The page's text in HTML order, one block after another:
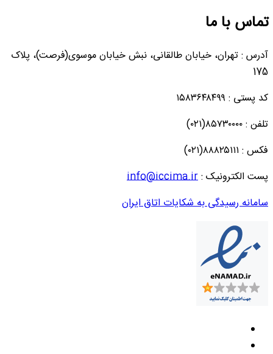
تماس با ما
آدرس : تهران، خیابان طالقانی، نبش خیابان موسوی(فرصت)، پلاک
175
کد پستی : ۱۵۸۳۶۴۸۴۹۹
تلفن : ۸۵۷۳۰۰۰۰(۰۲۱)
فکس : ۸۸۸۲۵۱۱۱(۰۲۱)
پست الکترونیک :info@iccima.ir
سامانه رسیدگی به شکایات اتاق ایران